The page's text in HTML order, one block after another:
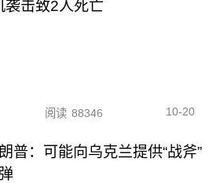
袭击致2人死亡
阅读 88346 10-20
普：可能向乌克兰提供“战斧”